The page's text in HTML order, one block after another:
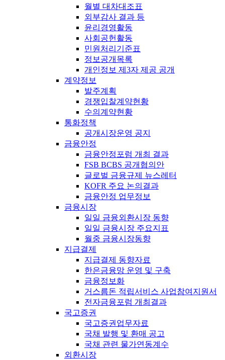
월별 대차대조표
외부감사 결과 등
윤리경영활동
사회공헌활동
민원처리기준표
정보공개목록
개인정보 제3자 제공 공개
계약정보
발주계획
경쟁입찰계약현황
수의계약현황
통화정책
공개시장운영 공지
금융안정
금융안정포럼 개최 결과
FSB BCBS 공개협의안
글로벌 금융규제 뉴스레터
KOFR 주요 논의결과
금융안정 업무정보
금융시장
일일 금융외환시장 동향
일일 금융시장 주요지표
월중 금융시장동향
지급결제
지급결제 동향자료
한은금융망 운영 및 구축
금융정보화
거스름돈 적립서비스 사업참여지원서
전자금융포럼 개최결과
국고증권
국고증권업무자료
국채 발행 및 환매 공고
국채 관련 물가연동계수
외환시장